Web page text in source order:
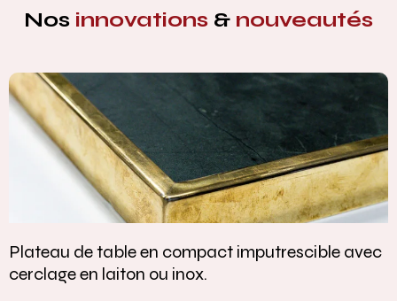
Nos innovations & nouveautés
Plateau de table en compact imputrescible avec
cerclage en laiton ou inox.